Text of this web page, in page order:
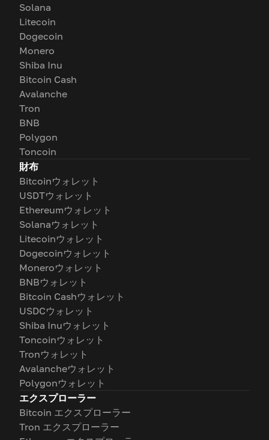
Solana
Litecoin
Dogecoin
Monero
Shiba Inu
Bitcoin Cash
Avalanche
Tron
BNB
Polygon
Toncoin
財布
Bitcoinウォレット
USDTウォレット
Ethereumウォレット
Solanaウォレット
Litecoinウォレット
Dogecoinウォレット
Moneroウォレット
BNBウォレット
Bitcoin Cashウォレット
USDCウォレット
Shiba Inuウォレット
Toncoinウォレット
Tronウォレット
Avalancheウォレット
Polygonウォレット
エクスプローラー
Bitcoin エクスプローラー
Tron エクスプローラー